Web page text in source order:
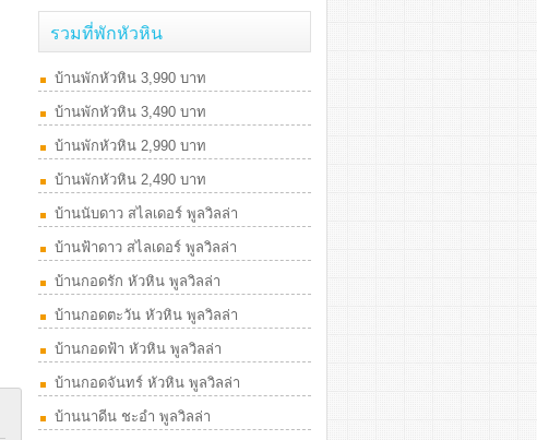
รวมที่พักหัวหิน
บ้านพักหัวหิน 3,990 บาท
บ้านพักหัวหิน 3,490 บาท
บ้านพักหัวหิน 2,990 บาท
บ้านพักหัวหิน 2,490 บาท
บ้านนับดาว สไลเดอร์ พูลวิลล่า
บ้านฟ้าดาว สไลเดอร์ พูลวิลล่า
บ้านกอดรัก หัวหิน พูลวิลล่า
บ้านกอดตะวัน หัวหิน พูลวิลล่า
บ้านกอดฟ้า หัวหิน พูลวิลล่า
บ้านกอดจันทร์ หัวหิน พูลวิลล่า
บ้านนาดีน ชะอำ พูลวิลล่า